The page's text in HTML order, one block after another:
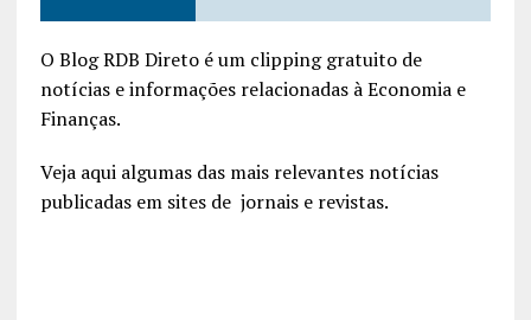
O Blog RDB Direto é um clipping gratuito de
notícias e informações relacionadas à Economia e
Finanças.
Veja aqui algumas das mais relevantes notícias
publicadas em sites de jornais e revistas.